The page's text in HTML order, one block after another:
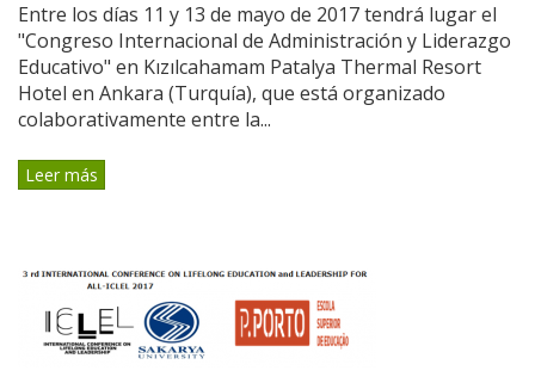
Entre los días 11 y 13 de mayo de 2017 tendrá lugar el
"Congreso Internacional de Administración y Liderazgo
Educativo" en Kızılcahamam Patalya Thermal Resort
Hotel en Ankara (Turquía), que está organizado
colaborativamente entre la...
Leer más